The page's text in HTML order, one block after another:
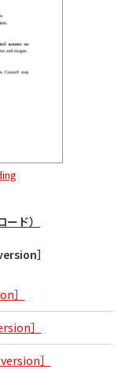
ド）
］
］
］
］